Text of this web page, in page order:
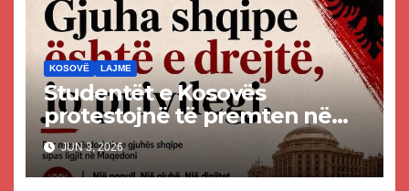
KOSOVË LAJME
Studentët e Kosovës
protestojnë të premten në
mbështetje të gjuhës shqipe
në Maqedoninë e Veriut
JUN 3, 2026